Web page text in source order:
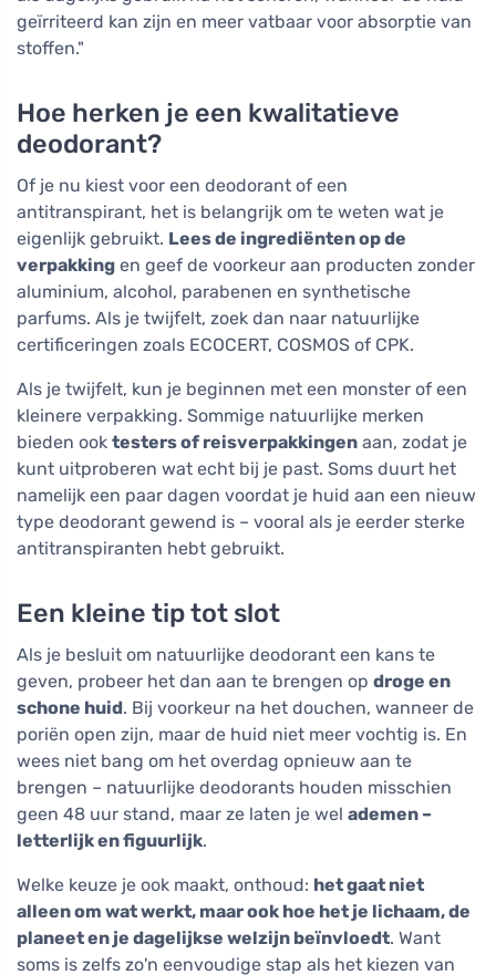
geïrriteerd kan zijn en meer vatbaar voor absorptie van
stoffen."
Hoe herken je een kwalitatieve
deodorant?
Of je nu kiest voor een deodorant of een
antitranspirant, het is belangrijk om te weten wat je
eigenlijk gebruikt. Lees de ingrediënten op de
verpakking en geef de voorkeur aan producten zonder
aluminium, alcohol, parabenen en synthetische
parfums. Als je twijfelt, zoek dan naar natuurlijke
certificeringen zoals ECOCERT, COSMOS of CPK.
Als je twijfelt, kun je beginnen met een monster of een
kleinere verpakking. Sommige natuurlijke merken
bieden ook testers of reisverpakkingen aan, zodat je
kunt uitproberen wat echt bij je past. Soms duurt het
namelijk een paar dagen voordat je huid aan een nieuw
type deodorant gewend is – vooral als je eerder sterke
antitranspiranten hebt gebruikt.
Een kleine tip tot slot
Als je besluit om natuurlijke deodorant een kans te
geven, probeer het dan aan te brengen op droge en
schone huid. Bij voorkeur na het douchen, wanneer de
poriën open zijn, maar de huid niet meer vochtig is. En
wees niet bang om het overdag opnieuw aan te
brengen – natuurlijke deodorants houden misschien
geen 48 uur stand, maar ze laten je wel ademen –
letterlijk en figuurlijk.
Welke keuze je ook maakt, onthoud: het gaat niet
alleen om wat werkt, maar ook hoe het je lichaam, de
planeet en je dagelijkse welzijn beïnvloedt. Want
soms is zelfs zo'n eenvoudige stap als het kiezen van